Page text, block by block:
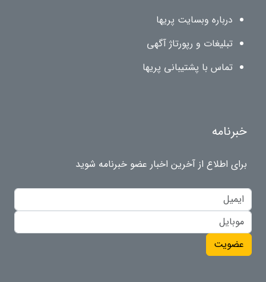
درباره وبسایت پریها
تبلیغات و رپورتاژ آگهی
تماس با پشتیبانی پریها
خبرنامه
برای اطلاع از آخرین اخبار عضو خبرنامه شوید
عضویت